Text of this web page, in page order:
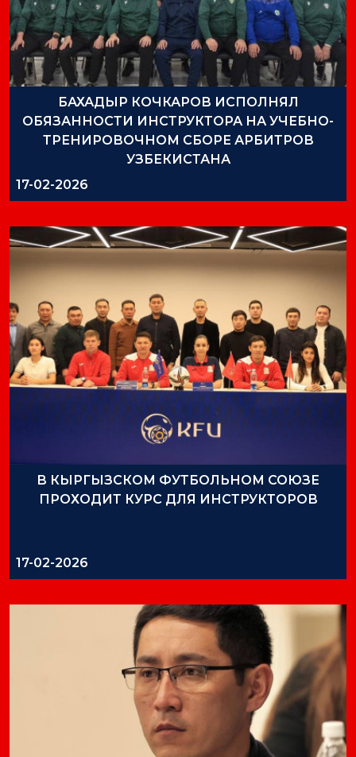
БАХАДЫР КОЧКАРОВ ИСПОЛНЯЛ
ОБЯЗАННОСТИ ИНСТРУКТОРА НА УЧЕБНО-
ТРЕНИРОВОЧНОМ СБОРЕ АРБИТРОВ
УЗБЕКИСТАНА
17-02-2026
В КЫРГЫЗСКОМ ФУТБОЛЬНОМ СОЮЗЕ
ПРОХОДИТ КУРС ДЛЯ ИНСТРУКТОРОВ
17-02-2026